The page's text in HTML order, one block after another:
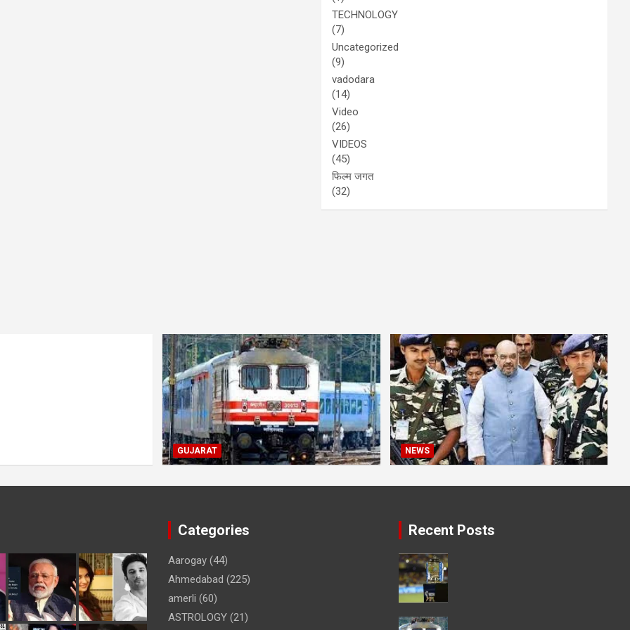
TECHNOLOGY
(7)
Uncategorized
(9)
vadodara
(14)
Video
(26)
VIDEOS
(45)
फिल्म जगत
(32)
GUJARAT NEWS
Categories
Aarogay (44)
Ahmedabad (225)
amerli (60)
ASTROLOGY (21)
Recent Posts